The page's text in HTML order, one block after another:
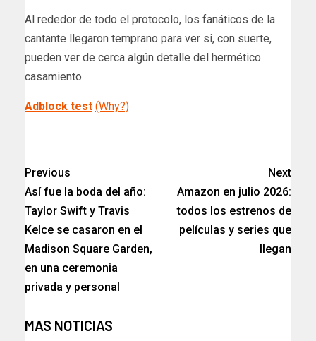
Al rededor de todo el protocolo, los fanáticos de la
cantante llegaron temprano para ver si, con suerte,
pueden ver de cerca algún detalle del hermético
casamiento.
Adblock test (Why?)
Previous
Así fue la boda del año:
Taylor Swift y Travis
Kelce se casaron en el
Madison Square Garden,
en una ceremonia
privada y personal
Next
Amazon en julio 2026:
todos los estrenos de
películas y series que
llegan
MAS NOTICIAS